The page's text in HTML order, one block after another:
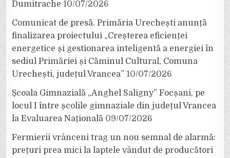
Dumitrache 10/07/2026
Comunicat de presă. Primăria Urechești anunță
finalizarea proiectului „Creșterea eficienței
energetice și gestionarea inteligentă a energiei în
sediul Primăriei și Căminul Cultural, Comuna
Urechești, județul Vrancea” 10/07/2026
Școala Gimnazială „Anghel Saligny” Focșani, pe
locul I între școlile gimnaziale din județul Vrancea
la Evaluarea Națională 09/07/2026
Fermierii vrânceni trag un nou semnal de alarmă:
prețuri prea mici la laptele vândut de producători